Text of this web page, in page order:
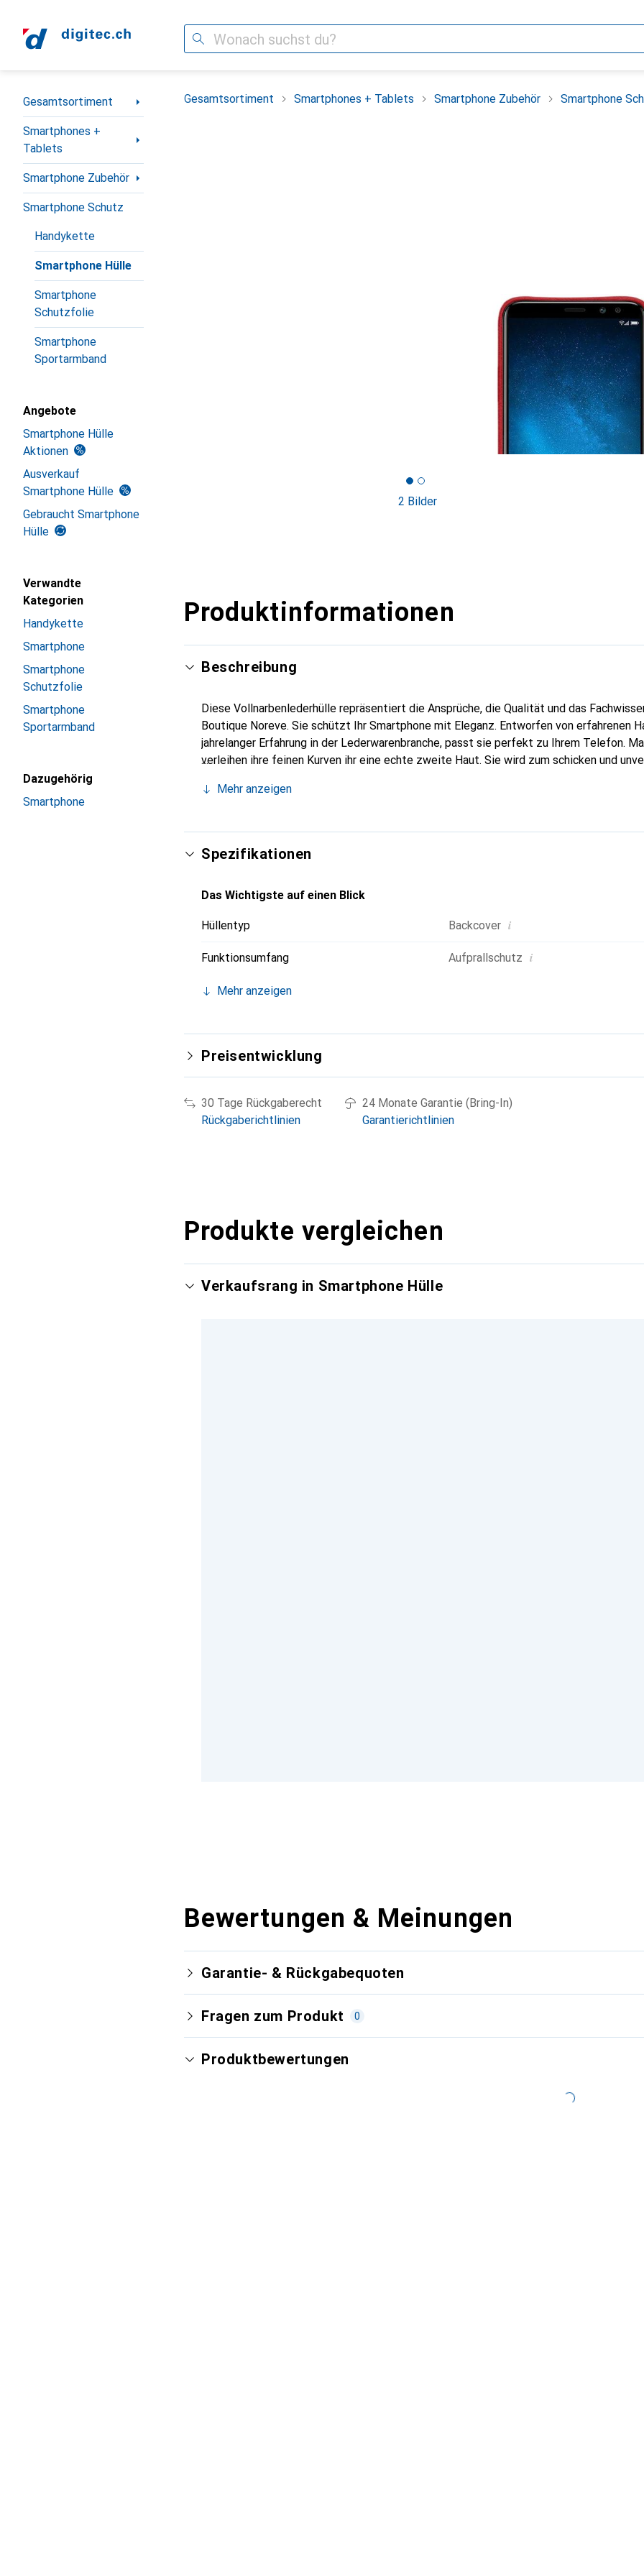
Suche
Navigation nach Kategorien
Gesamtsortiment
Smartphones +
Tablets
Smartphone Zubehör
Smartphone Schutz
Handykette
Smartphone Hülle
Smartphone
Schutzfolie
Smartphone
Sportarmband
Angebote
Smartphone Hülle
Aktionen
Ausverkauf
Smartphone Hülle
Gebraucht Smartphone
Hülle
Verwandte
Kategorien
Handykette
Smartphone
Smartphone
Schutzfolie
Smartphone
Sportarmband
Dazugehörig
Smartphone
Gesamtsortiment Smartphones + Tablets Smartphone Zubehör Smartphone
2 Bilder
Produktinformationen
Beschreibung
Diese Vollnarbenlederhülle repräsentiert die Ansprüche, die Qualität und das
Boutique Noreve. Sie schützt Ihr Smartphone mit Eleganz. Entworfen von erfahrenen
jahrelanger Erfahrung in der Lederwarenbranche, passt sie perfekt zu Ihrem Telefon.
verleihen ihre feinen Kurven ihr eine echte zweite Haut. Sie wird zum schicken und
eine zuverlässige Wahl für eine anspruchsvolle Kundschaft.
Mehr anzeigen
Spezifikationen
Das Wichtigste auf einen Blick
Hüllentyp Backcover i
Funktionsumfang Aufprallschutz i
Mehr anzeigen
Preisentwicklung
30 Tage Rückgaberecht
Rückgaberichtlinien
24 Monate Garantie (Bring-In)
Garantierichtlinien
Produkte vergleichen
Verkaufsrang in Smartphone Hülle
Bewertungen & Meinungen
Garantie- & Rückgabequoten
Fragen zum Produkt 0
Produktbewertungen